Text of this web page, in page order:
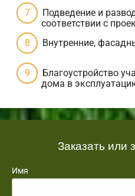
Подведение и
соответствии с
Внутренние,
Благоустройство
дома в
Заказать или
Имя